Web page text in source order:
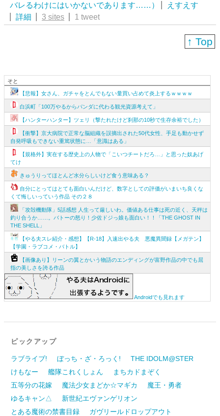
バレるわけにはいかないであります……）
えすえす
詳細
3 sites 1 tweet
↑ Top
そと
【悲報】女さん、ガチャをとんでもない量買い占めて炎上するｗｗｗｗ
白浜町「100万やるからパンダに代わる観光資源考えて」
【ハンターハンター】ツェリ（撃たれたけど刹那の10秒で生存余裕でした）
【衝撃】京大病院で正常な脳組織を誤摘出された50代女性、手足も動かせず
自発呼吸もできない重篤状態に…「意識はある」
【規格外】実在する歴史上の人物で「こいつチートだろ…」と思った奴あげ
てけ
きゅうりってほとんど水分らしいけど食う意味ある？
自分にとってはとても面白いんだけど、数字としての評価がいまいち良くな
くて悔しいっていう作品 その２８
「攻殻機動隊」5話感想 人生って厳しいわ。価値ある仕事は死の近く、天秤は
釣り合うか……。バトーの怒り！少佐ドジっ娘も面白い！！「THE GHOST IN
THE SHELL」
【やる夫スレ紹介・感想】【R-18】入速出やる夫 悪魔異聞録【メガテン】
【学園・ラブコメ・バトル】
【画像あり】リーンの翼とかいう物語のエンディングが富野作品の中でも屈
指の美しさを誇る作品
Androidでも見れます
ピックアップ
ラブライブ! ぼっち・ざ・ろっく!
THE IDOLM@STER
けもなー
艦隊これくしょん
まちカドまぞく
五等分の花嫁
魔法少女まどか☆マギカ
魔王・勇者
ゆるキャン△
新世紀エヴァンゲリオン
とある魔術の禁書目録
ガヴリールドロップアウト